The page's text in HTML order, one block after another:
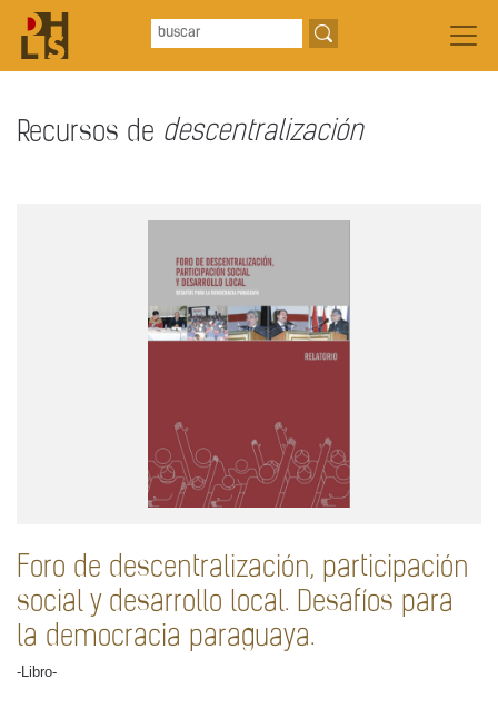
Recursos de descentralización
Foro de descentralización, participación
social y desarrollo local. Desafíos para
la democracia paraguaya.
-Libro-